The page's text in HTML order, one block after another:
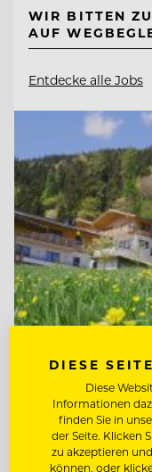
WIR BITTEN
AUF
Entdecke alle Jobs
TOP
Mount Med
DIESE
Diese
Informationen
finden Sie in
der Seite. Klicken
zu akzeptieren
können, oder